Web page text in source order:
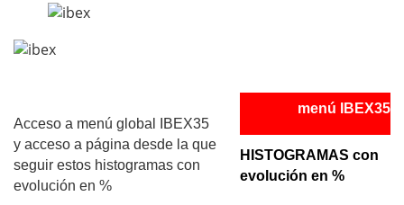
Acceso a menú global IBEX35
y acceso a página desde la que
seguir estos histogramas con
evolución en %
menú IBEX35
HISTOGRAMAS con
evolución en %